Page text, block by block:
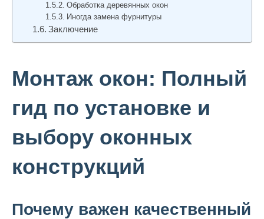
Обработка деревянных окон
Иногда замена фурнитуры
Заключение
Монтаж окон: Полный
гид по установке и
выбору оконных
конструкций
Почему важен качественный